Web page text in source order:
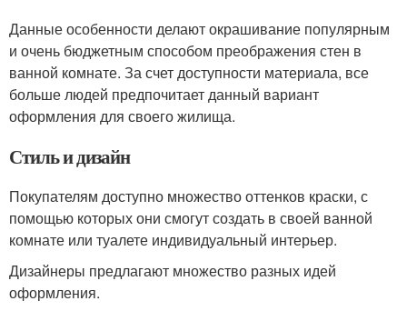
Данные особенности делают окрашивание популярным
и очень бюджетным способом преображения стен в
ванной комнате. За счет доступности материала, все
больше людей предпочитает данный вариант
оформления для своего жилища.
Стиль и дизайн
Покупателям доступно множество оттенков краски, с
помощью которых они смогут создать в своей ванной
комнате или туалете индивидуальный интерьер.
Дизайнеры предлагают множество разных идей
оформления.